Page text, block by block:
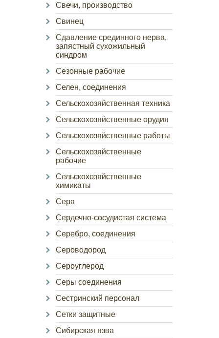
Свечи, производство
Свинец
Сдавление срединного нерва,
запястный сухожильный
синдром
Сезонные рабочие
Селен, соединения
Сельскохозяйственная техника
Сельскохозяйственные орудия
Сельскохозяйственные работы
Сельскохозяйственные
рабочие
Сельскохозяйственные
химикаты
Сера
Сердечно-сосудистая система
Серебро, соединения
Сероводород
Сероуглерод
Серы соединения
Сестринский персонал
Сетки защитные
Сибирская язва